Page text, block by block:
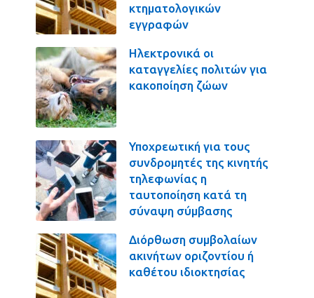
κτηματολογικών
εγγραφών
Ηλεκτρονικά οι
καταγγελίες πολιτών για
κακοποίηση ζώων
Υποχρεωτική για τους
συνδρομητές της κινητής
τηλεφωνίας η
ταυτοποίηση κατά τη
σύναψη σύμβασης
Διόρθωση συμβολαίων
ακινήτων οριζοντίου ή
καθέτου ιδιοκτησίας